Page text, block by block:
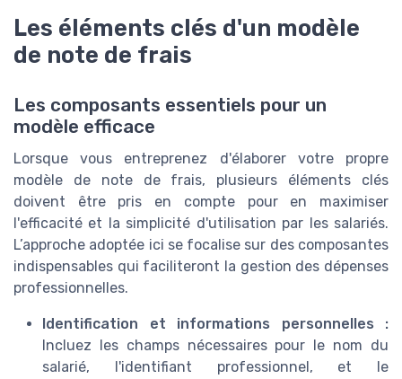
Les éléments clés d'un modèle
de note de frais
Les composants essentiels pour un
modèle efficace
Lorsque vous entreprenez d'élaborer votre propre
modèle de note de frais, plusieurs éléments clés
doivent être pris en compte pour en maximiser
l'efficacité et la simplicité d'utilisation par les salariés.
L’approche adoptée ici se focalise sur des composantes
indispensables qui faciliteront la gestion des dépenses
professionnelles.
Identification et informations personnelles :
Incluez les champs nécessaires pour le nom du
salarié, l'identifiant professionnel, et le